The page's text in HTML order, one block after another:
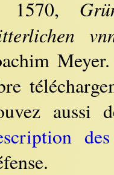
1570,
aussi